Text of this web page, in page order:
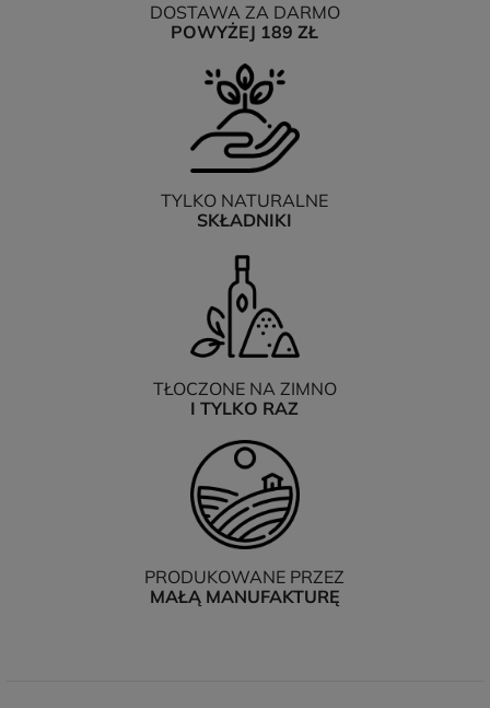
DOSTAWA ZA DARMO
POWYŻEJ 189 ZŁ
TYLKO NATURALNE
SKŁADNIKI
TŁOCZONE NA ZIMNO
I TYLKO RAZ
PRODUKOWANE PRZEZ
MAŁĄ MANUFAKTURĘ